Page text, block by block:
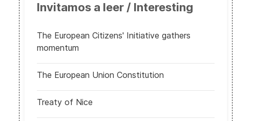
Invitamos a leer / Interesting
The European Citizens' Initiative gathers
momentum
The European Union Constitution
Treaty of Nice